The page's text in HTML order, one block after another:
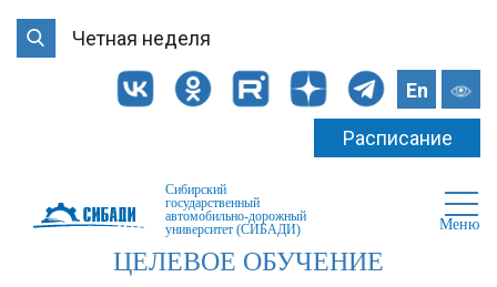
Четная неделя
En
Расписание
Сибирский
государственный
автомобильно-дорожный
университет (СИБАДИ)
Меню
ЦЕЛЕВОЕ ОБУЧЕНИЕ